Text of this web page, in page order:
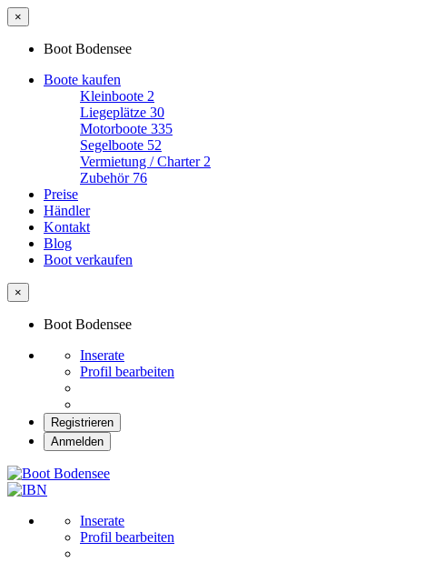
×
Boot Bodensee
Boote kaufen
Kleinboote 2
Liegeplätze 30
Motorboote 335
Segelboote 52
Vermietung / Charter 2
Zubehör 76
Preise
Händler
Kontakt
Blog
Boot verkaufen
×
Boot Bodensee
Inserate
Profil bearbeiten
Registrieren
Anmelden
Inserate
Profil bearbeiten